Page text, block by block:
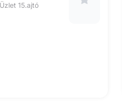
15.ajtó